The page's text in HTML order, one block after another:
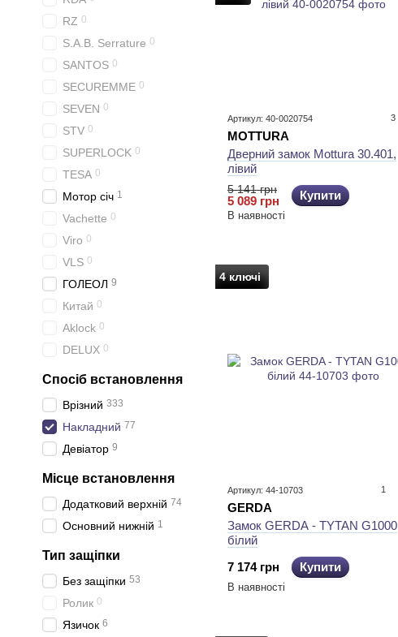
Артикул: 40-0020754 3
MOTTURA
Дверний замок Mottura 30.401,
лівий
5 141 грн
5 089 грн Купити
В наявності
4 ключі
Артикул: 44-10703 1
GERDA
Замок GERDA - TYTAN G1000
білий
7 174 грн
Купити
В наявності
RZ 0
S.A.B. Serrature 0
SANTOS 0
SECUREMME 0
SEVEN 0
STV 0
SUPERLOCK 0
TESA 0
Мотор січ 1
Vachette 0
Viro 0
VLS 0
ГОЛЕОЛ 9
Китай 0
Aklock 0
DELUХ 0
Спосіб встановлення
Врізний 333
Накладний 77
Девіатор 9
Місце встановлення
Додатковий верхній 74
Основний нижній 1
Тип защіпки
Без защіпки 53
Ролик 0
Язичок 6